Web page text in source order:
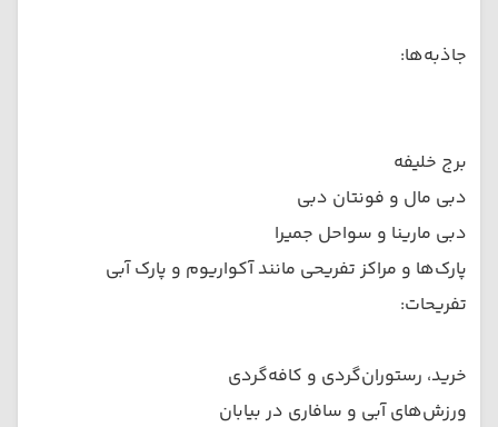
جاذبه‌ها:
برج خلیفه
دبی مال و فونتان دبی
دبی مارینا و سواحل جمیرا
پارک‌ها و مراکز تفریحی مانند آکواریوم و پارک آبی
تفریحات:
خرید، رستوران‌گردی و کافه‌گردی
ورزش‌های آبی و سافاری در بیابان